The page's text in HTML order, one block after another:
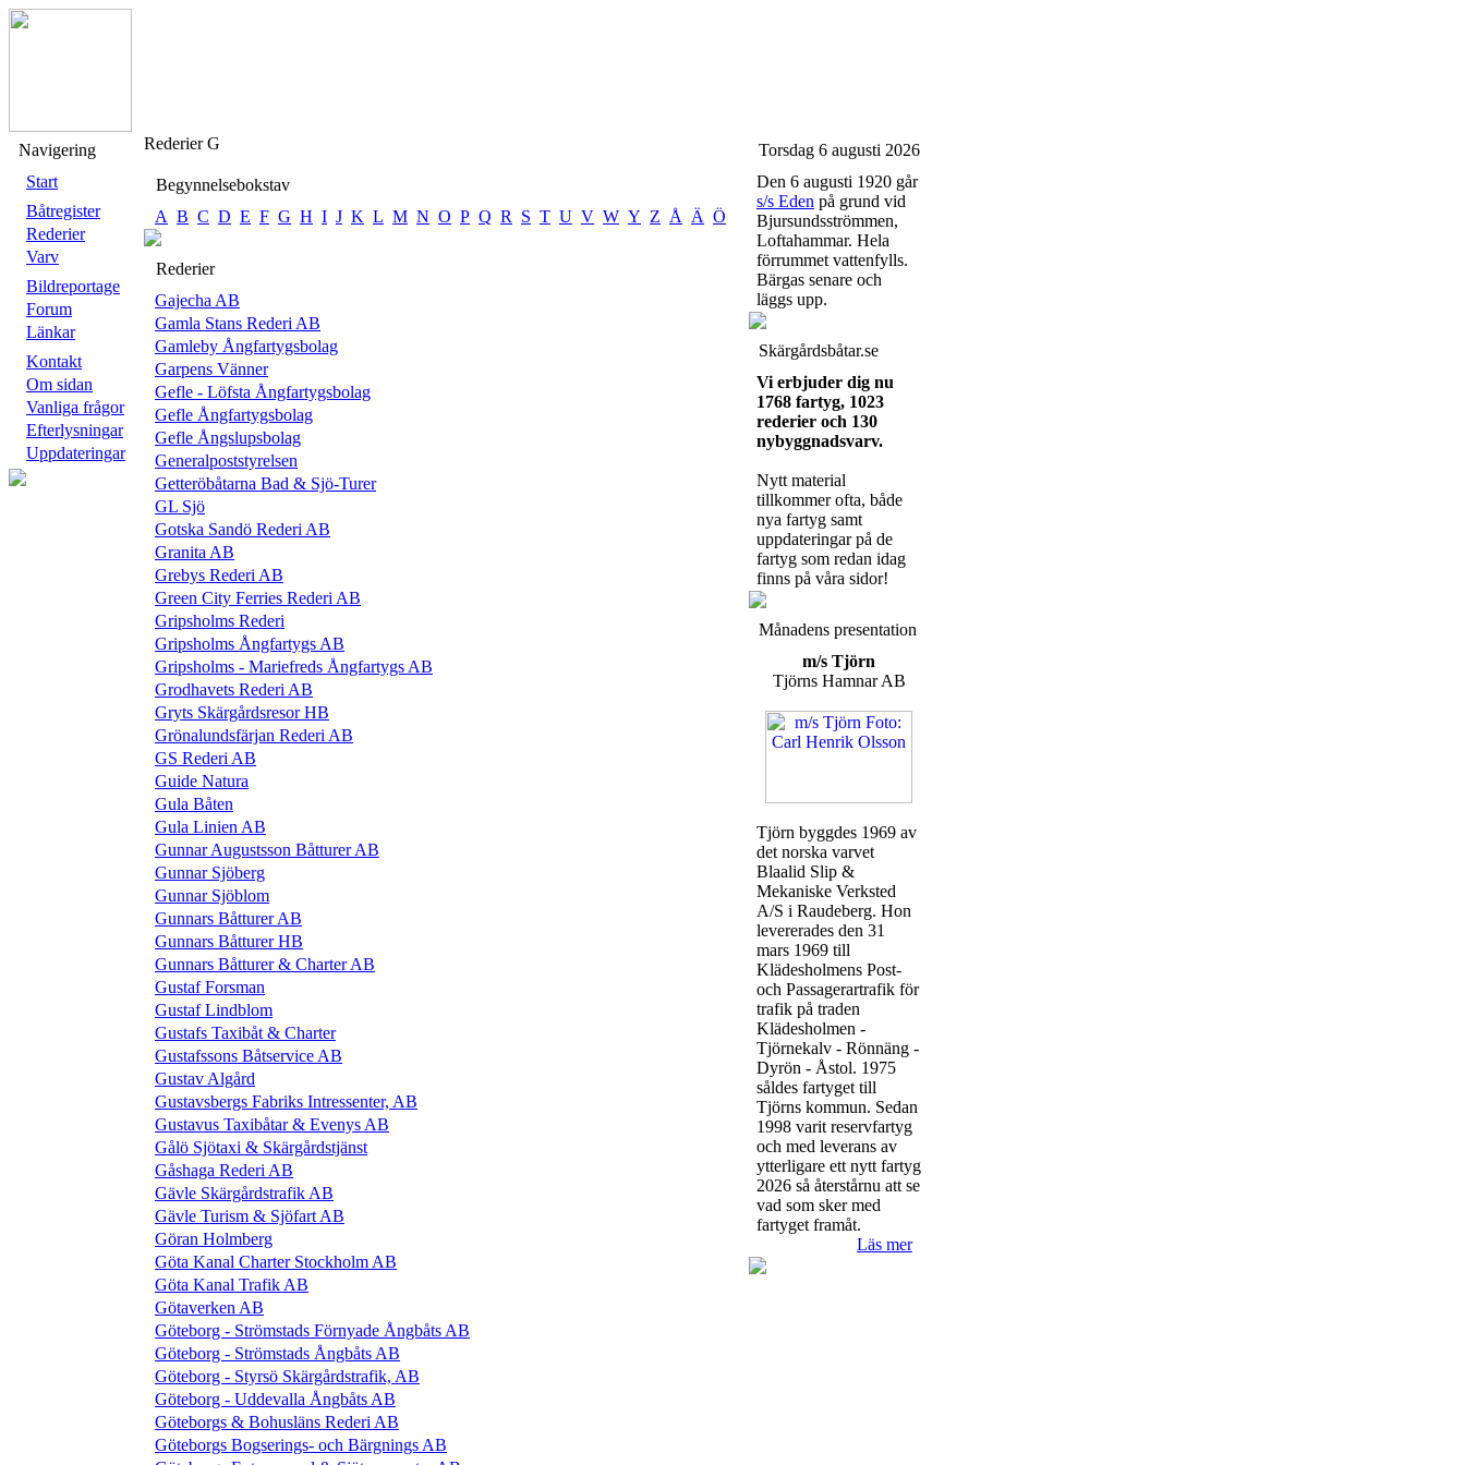
Navigering
Start
Båtregister
Rederier
Varv
Bildreportage
Forum
Länkar
Kontakt
Om sidan
Vanliga frågor
Efterlysningar
Uppdateringar
Rederier G
Begynnelsebokstav
A B C D E F G H I J K L M N O P Q R S T U V W Y Z Å Ä Ö
Rederier
Gajecha AB
Gamla Stans Rederi AB
Gamleby Ångfartygsbolag
Garpens Vänner
Gefle - Löfsta Ångfartygsbolag
Gefle Ångfartygsbolag
Gefle Ångslupsbolag
Generalpoststyrelsen
Getteröbåtarna Bad & Sjö-Turer
GL Sjö
Gotska Sandö Rederi AB
Granita AB
Grebys Rederi AB
Green City Ferries Rederi AB
Gripsholms Rederi
Gripsholms Ångfartygs AB
Gripsholms - Mariefreds Ångfartygs AB
Grodhavets Rederi AB
Gryts Skärgårdsresor HB
Grönalundsfärjan Rederi AB
GS Rederi AB
Guide Natura
Gula Båten
Gula Linien AB
Gunnar Augustsson Båtturer AB
Gunnar Sjöberg
Gunnar Sjöblom
Gunnars Båtturer AB
Gunnars Båtturer HB
Gunnars Båtturer & Charter AB
Gustaf Forsman
Gustaf Lindblom
Gustafs Taxibåt & Charter
Gustafssons Båtservice AB
Gustav Algård
Gustavsbergs Fabriks Intressenter, AB
Gustavus Taxibåtar & Evenys AB
Gålö Sjötaxi & Skärgårdstjänst
Gåshaga Rederi AB
Gävle Skärgårdstrafik AB
Gävle Turism & Sjöfart AB
Göran Holmberg
Göta Kanal Charter Stockholm AB
Göta Kanal Trafik AB
Götaverken AB
Göteborg - Strömstads Förnyade Ångbåts AB
Göteborg - Strömstads Ångbåts AB
Göteborg - Styrsö Skärgårdstrafik, AB
Göteborg - Uddevalla Ångbåts AB
Göteborgs & Bohusläns Rederi AB
Göteborgs Bogserings- och Bärgnings AB
Torsdag 6 augusti 2026
Den 6 augusti 1920 går
s/s Eden på grund vid
Bjursundsströmmen,
Loftahammar. Hela
förrummet vattenfylls.
Bärgas senare och
läggs upp.
Skärgårdsbåtar.se
Vi erbjuder dig nu
1768 fartyg, 1023
rederier och 130
nybyggnadsvarv.
Nytt material
tillkommer ofta, både
nya fartyg samt
uppdateringar på de
fartyg som redan idag
finns på våra sidor!
Månadens presentation
m/s Tjörn
Tjörns Hamnar AB
Tjörn byggdes 1969 av
det norska varvet
Blaalid Slip &
Mekaniske Verksted
A/S i Raudeberg. Hon
levererades den 31
mars 1969 till
Klädesholmens Post-
och Passagerartrafik för
trafik på traden
Klädesholmen -
Tjörnekalv - Rönnäng -
Dyrön - Åstol. 1975
såldes fartyget till
Tjörns kommun. Sedan
1998 varit reservfartyg
och med leverans av
ytterligare ett nytt fartyg
2026 så återstårnu att se
vad som sker med
fartyget framåt.
Läs mer